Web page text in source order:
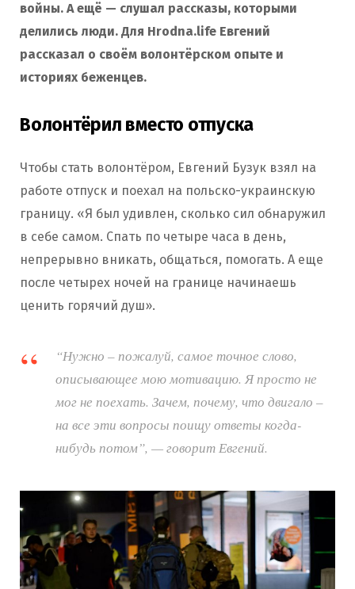
войны. А ещё — слушал рассказы, которыми
делились люди. Для Hrodna.life Евгений
рассказал о своём волонтёрском опыте и
историях беженцев.
Волонтёрил вместо отпуска
Чтобы стать волонтёром, Евгений Бузук взял на
работе отпуск и поехал на польско-украинскую
границу. «Я был удивлен, сколько сил обнаружил
в себе самом. Спать по четыре часа в день,
непрерывно вникать, общаться, помогать. А еще
после четырех ночей на границе начинаешь
ценить горячий душ».
“Нужно – пожалуй, самое точное слово,
описывающее мою мотивацию. Я просто не
мог не поехать. Зачем, почему, что двигало –
на все эти вопросы поищу ответы когда-
нибудь потом”, — говорит Евгений.